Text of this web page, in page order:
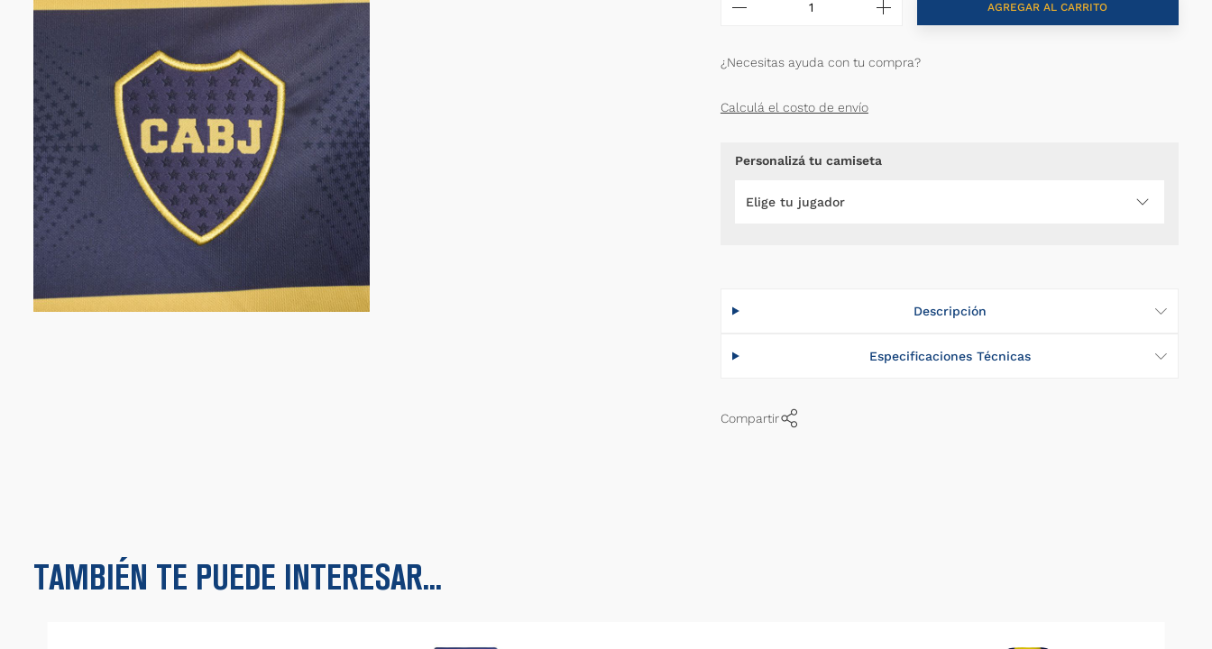
AGREGAR AL CARRITO
¿Necesitas ayuda con tu compra?
Calculá el costo de envío
Personalizá tu camiseta
Elige tu jugador
7 - Zeballos
Descripción
Especificaciones Técnicas
Compartir
TAMBIÉN TE PUEDE INTERESAR...